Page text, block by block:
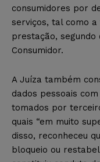
consumidores por
serviços, tal como
prestação, segundo
Consumidor.
A Juíza também
dados pessoais
tomados por
quais “em muito
disso, reconheceu
bloqueio ou